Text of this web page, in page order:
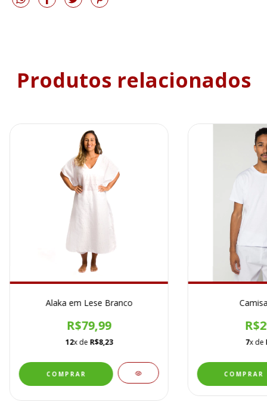
Produtos relacionados
Alaka em Lese Branco
R$79,99
12x de R$8,23 7x de
COMPRAR